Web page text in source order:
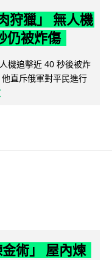
狩獵」 無人機
仍被炸傷
機追擊近 40 秒後被炸
直斥俄軍對平民進行
術」 屋內煉